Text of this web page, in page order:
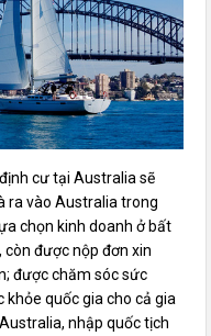
cư tại Australia sẽ
ra vào Australia trong
chọn kinh doanh ở bất
còn được nộp đơn xin
được chăm sóc sức
quốc gia cho cả gia
nhập quốc tịch